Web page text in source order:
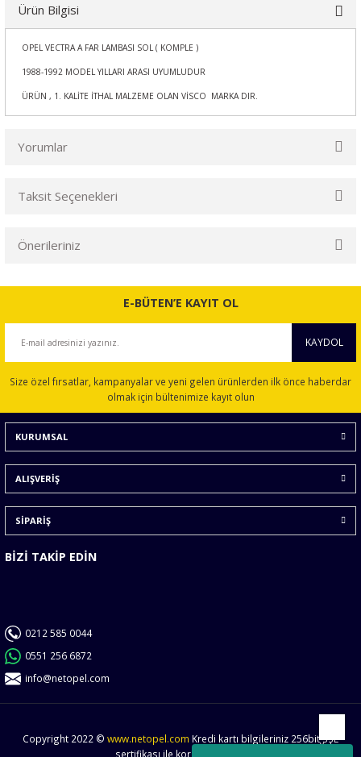
Ürün Bilgisi
OPEL VECTRA A FAR LAMBASI SOL ( KOMPLE )
1988-1992 MODEL YILLARI ARASI UYUMLUDUR
ÜRÜN , 1. KALİTE İTHAL MALZEME OLAN VİSCO MARKA DIR.
Yorumlar
Taksit Seçenekleri
Önerileriniz
Bu ürünün fiyat bilgisi, resim, ürün açıklamalarında ve diğer
konularda yetersiz gördüğünüz noktaları öneri formunu
Ürün açıklamasında eksik bilgiler bulunuyor.
Ürün bilgilerinde hatalar bulunuyor.
Ürün fiyatı diğer sitelerden daha pahalı.
Bu ürüne benzer farklı alternatifler olmalı.
E-BÜTEN’E KAYIT OL
KAYDOL
Size özel fırsatlar, kampanyalar ve yeni gelen ürünlerden ilk önce haberdar
olmak için bültenimize kayıt olun
KURUMSAL
ALIŞVERİŞ
SİPARİŞ
BİZİ TAKİP EDİN
0212 585 0044
0551 256 6872
info@netopel.com
Copyright 2022 © www.netopel.com Kredi kartı bilgileriniz 256bit SSL
sertifikası ile korunmaktadır.
Yukarı